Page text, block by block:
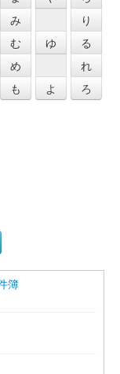
み
む
め
も
ゆ
よ
り
る
れ
ろ
簿